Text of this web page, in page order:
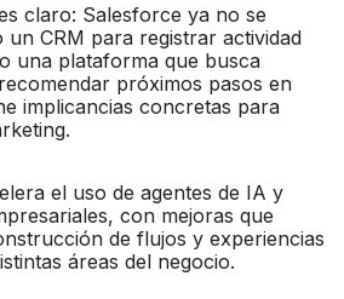
claro: Salesforce ya no se
un CRM para registrar actividad
una plataforma que busca
próximos pasos en
implicancias concretas para
el uso de agentes de IA y
con mejoras que
de flujos y experiencias
áreas del negocio.